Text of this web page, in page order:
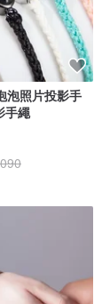
泡照片投影手
手繩